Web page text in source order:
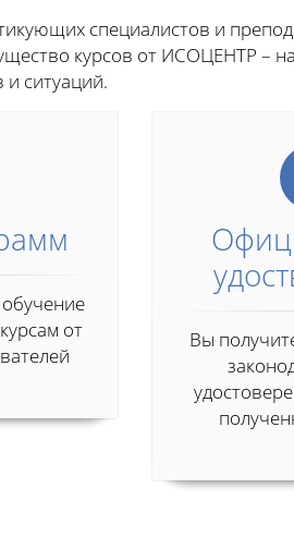
специалистов и
курсов от ИСОЦЕНТР –
ситуаций.
от
Вы